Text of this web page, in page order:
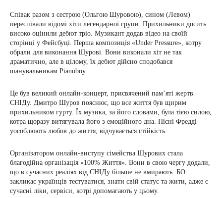
Співак разом з сестрою (Ольгою Шуровою), сином (Левом)
переспівали відомі хіти легендарної групи. Прихильники досить
високо оцінили дебют тріо. Музикант додав відео на своїй
сторінці у Фейсбуці. Перша композиція «Under Pressure», котру
обрали для виконання Шурові. Вони виконали хіт не так
драматично, але в цілому, їх дебют дійсно сподобався
шанувальникам Pianoboy.
Це був великий онлайн-концерт, присвячений пам’яті жертв
СНІДу. Дмитро Шуров пояснює, що все життя був щирим
прихильником гурту. Їх музика, за його словами, була тією силою,
котра щоразу витягувала його з емоційного дна. Пісні Фредді
уособлюють любов до життя, відчувається стійкість.
Організатором онлайн-виступу сімейства Шурових стала
благодійна організація «100% Життя». Вони в свою чергу додали,
що в сучасних реаліях від СНІДу більше не вмирають. БО
закликає українців тестуватися, знати свій статус та жити, адже є
сучасні ліки, сервіси, котрі допомагають у цьому.